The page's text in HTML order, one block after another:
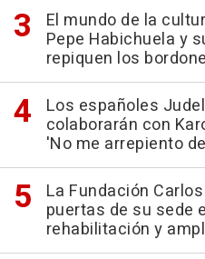
El mundo de la
Pepe Habichuela y
repiquen los
Los españoles
colaborarán con
'No me arrepiento
La Fundación
puertas de su sede
rehabilitación y